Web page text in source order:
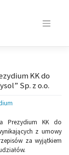
KK do
Sp. z o.o.
Prezydium KK do
z umowy
za wyjątkiem